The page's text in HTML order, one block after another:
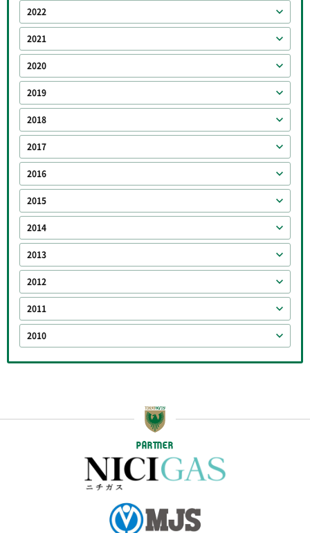
2022
2021
2020
2019
2018
2017
2016
2015
2014
2013
2012
2011
2010
PARTNER